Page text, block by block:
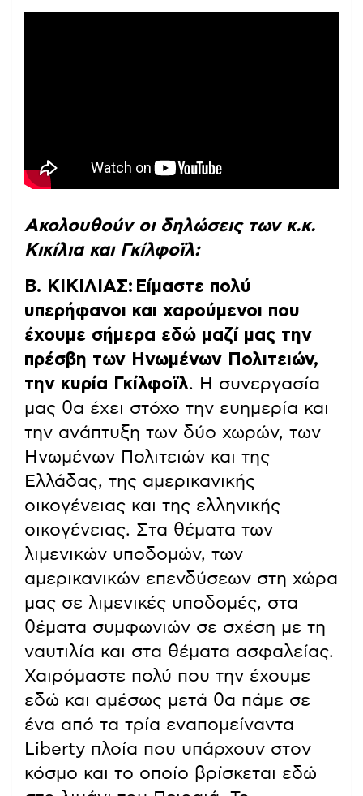
Ακολουθούν οι δηλώσεις των κ.κ.
Κικίλια και Γκίλφοϊλ:
Β. ΚΙΚΙΛΙΑΣ: Είμαστε πολύ
υπερήφανοι και χαρούμενοι που
έχουμε σήμερα εδώ μαζί μας την
πρέσβη των Ηνωμένων Πολιτειών,
την κυρία Γκίλφοϊλ. Η συνεργασία
μας θα έχει στόχο την ευημερία και
την ανάπτυξη των δύο χωρών, των
Ηνωμένων Πολιτειών και της
Ελλάδας, της αμερικανικής
οικογένειας και της ελληνικής
οικογένειας. Στα θέματα των
λιμενικών υποδομών, των
αμερικανικών επενδύσεων στη χώρα
μας σε λιμενικές υποδομές, στα
θέματα συμφωνιών σε σχέση με τη
ναυτιλία και στα θέματα ασφαλείας.
Χαιρόμαστε πολύ που την έχουμε
εδώ και αμέσως μετά θα πάμε σε
ένα από τα τρία εναπομείναντα
Liberty πλοία που υπάρχουν στον
κόσμο και το οποίο βρίσκεται εδώ